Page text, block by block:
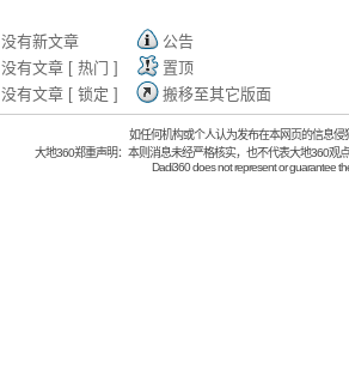
没有新文章
公告
没有文章 [ 热门 ]
置顶
没有文章 [ 锁定 ] 搬移至其它版面
如任何机构或个人认为发布在本网页的信息
大地360郑重声明：本则消息未经严格核实，也不代表大地360观
Dadi360 does not represent or guarantee